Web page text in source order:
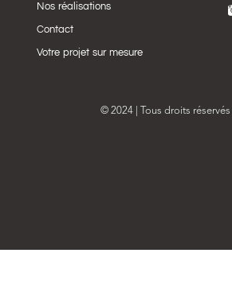
Nos réalisations
Contact
Votre projet sur mesure
© 2024 | Tous droits réservés